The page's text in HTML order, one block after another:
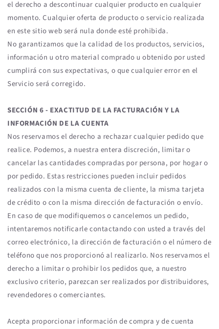
el derecho a descontinuar cualquier producto en cualquier
momento. Cualquier oferta de producto o servicio realizada
en este sitio web será nula donde esté prohibida.
No garantizamos que la calidad de los productos, servicios,
información u otro material comprado u obtenido por usted
cumplirá con sus expectativas, o que cualquier error en el
Servicio será corregido.
SECCIÓN 6 - EXACTITUD DE LA FACTURACIÓN Y LA
INFORMACIÓN DE LA CUENTA
Nos reservamos el derecho a rechazar cualquier pedido que
realice. Podemos, a nuestra entera discreción, limitar o
cancelar las cantidades compradas por persona, por hogar o
por pedido. Estas restricciones pueden incluir pedidos
realizados con la misma cuenta de cliente, la misma tarjeta
de crédito o con la misma dirección de facturación o envío.
En caso de que modifiquemos o cancelemos un pedido,
intentaremos notificarle contactando con usted a través del
correo electrónico, la dirección de facturación o el número de
teléfono que nos proporcionó al realizarlo. Nos reservamos el
derecho a limitar o prohibir los pedidos que, a nuestro
exclusivo criterio, parezcan ser realizados por distribuidores,
revendedores o comerciantes.
Acepta proporcionar información de compra y de cuenta